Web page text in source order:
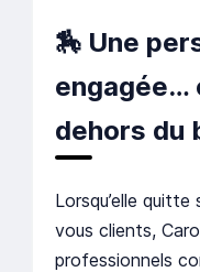
🏇 Une
engagée…
dehors du
Lorsqu’elle
vous clients,
professionnels